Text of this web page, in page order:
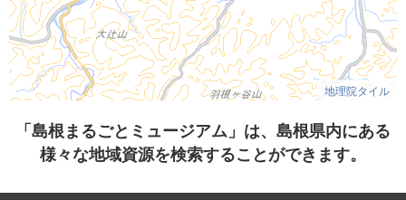
地理院タイル
「島根まるごとミュージアム」は、島根県内にある
様々な地域資源を検索することができます。